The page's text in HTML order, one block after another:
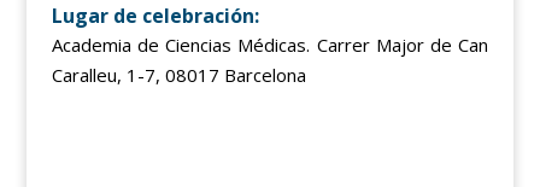
Lugar de celebración:
Academia de Ciencias Médicas. Carrer Major de Can
Caralleu, 1-7, 08017 Barcelona